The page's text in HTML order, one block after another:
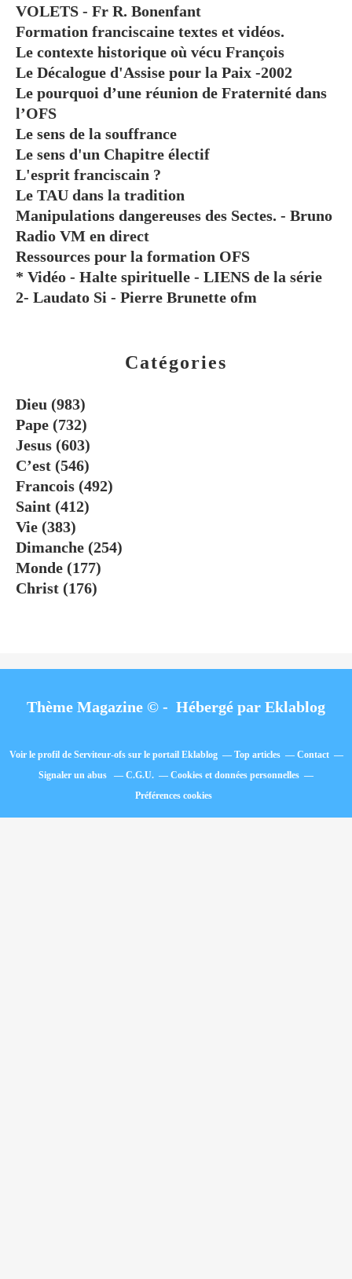
Catégories
Dieu (983)
Pape (732)
Jesus (603)
C’est (546)
Francois (492)
Saint (412)
Vie (383)
Dimanche (254)
Monde (177)
Christ (176)
VOLETS - Fr R. Bonenfant
Formation franciscaine textes et vidéos.
Le contexte historique où vécu François
Le Décalogue d'Assise pour la Paix -2002
Le pourquoi d’une réunion de Fraternité dans
l’OFS
Le sens de la souffrance
Le sens d'un Chapitre électif
L'esprit franciscain ?
Le TAU dans la tradition
Manipulations dangereuses des Sectes. - Bruno
Radio VM en direct
Ressources pour la formation OFS
* Vidéo - Halte spirituelle - LIENS de la série
2- Laudato Si - Pierre Brunette ofm
Thème Magazine © - Hébergé par Eklablog
Voir le profil de Serviteur-ofssur le portail Eklablog Top articles
Contact
Signaler un abus
C.G.U.
Cookies et données personnelles
Préférences cookies